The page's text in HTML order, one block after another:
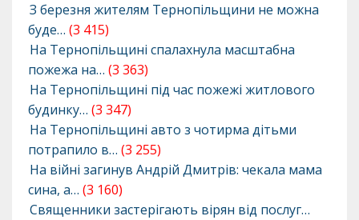
З березня жителям Тернопільщини не можна
буде… (3 415)
На Тернопільщині спалахнула масштабна
пожежа на… (3 363)
На Тернопільщині під час пожежі житлового
будинку… (3 347)
На Тернопільщині авто з чотирма дітьми
потрапило в… (3 255)
На війні загинув Андрій Дмитрів: чекала мама
сина, а… (3 160)
Священники застерігають вірян від послуг…